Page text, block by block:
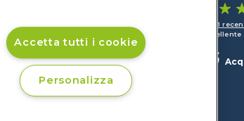
1.641
Eccellente
Accetta tutti i cookie
Personalizza